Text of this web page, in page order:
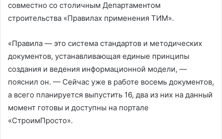
совместно со столичным Департаментом
строительства «Правилах применения ТИМ».
«Правила — это система стандартов и методических
документов, устанавливающая единые принципы
создания и ведения информационной модели, —
пояснил он. — Сейчас уже в работе восемь документов,
а всего планируется выпустить 16, два из них на данный
момент готовы и доступны на портале
«СтроимПросто».